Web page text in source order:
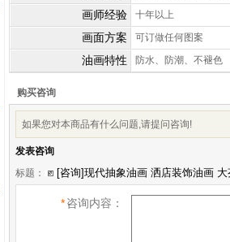
画师经验 十年以上
画面方案 可订做任何图案
油画特性 防水、防潮、不褪色
购买咨询
如果您对本商品有什么问题,请提问咨询!
发表咨询
标题：
*咨询内容：